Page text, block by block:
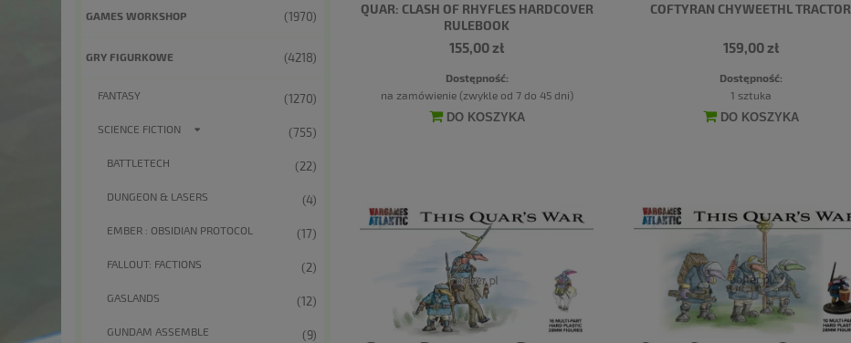
GAMES WORKSHOP (1970)
GRY FIGURKOWE (4218)
FANTASY (1270)
SCIENCE FICTION (755)
BATTLETECH (22)
DUNGEON & LASERS (4)
EMBER : OBSIDIAN PROTOCOL (17)
FALLOUT: FACTIONS (2)
GASLANDS (12)
GUNDAM ASSEMBLE (9)
QUAR: CLASH OF RHYFLES HARDCOVER
RULEBOOK
155,00 zł
Dostępność:
na zamówienie (zwykle od 7 do 45 dni)
DO KOSZYKA
COFTYRAN CHYWEETHL TRACTOR
159,00 zł
Dostępność:
1 sztuka
DO KOSZYKA